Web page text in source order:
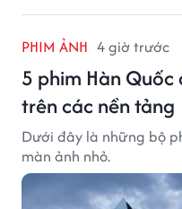
PHIM ẢNH 4 giờ trước
5 phim Hàn
trên các nền tảng
Dưới đây là những bộ
màn ảnh nhỏ.